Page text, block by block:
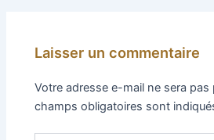
Laisser un commentaire
Votre adresse e-mail ne sera pas
champs obligatoires sont